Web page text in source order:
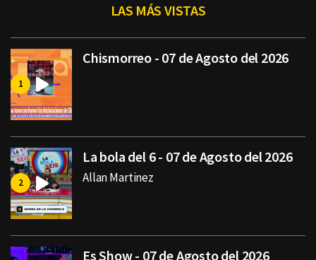
LAS MÁS VISTAS
Chismorreo - 07 de Agosto del 2026
La bola del 6 - 07 de Agosto del 2026
Allan Martinez
Es Show - 07 de Agosto del 2026